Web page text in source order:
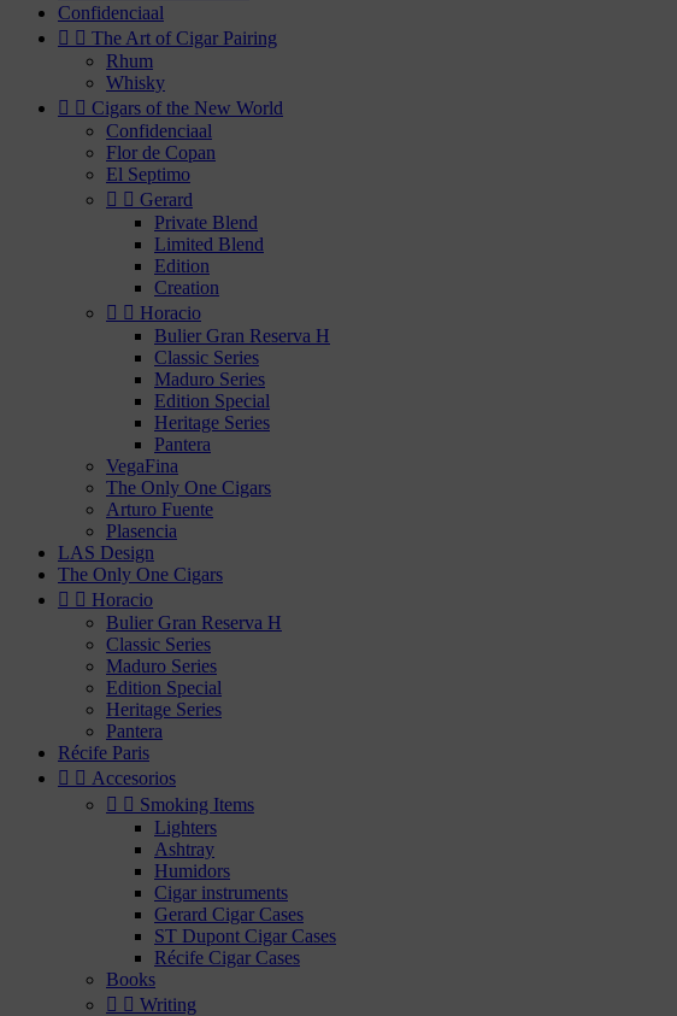
Confidenciaal
  The Art of Cigar Pairing
Rhum
Whisky
  Cigars of the New World
Confidenciaal
Flor de Copan
El Septimo
  Gerard
Private Blend
Limited Blend
Edition
Creation
  Horacio
Bulier Gran Reserva H
Classic Series
Maduro Series
Edition Special
Heritage Series
Pantera
VegaFina
The Only One Cigars
Arturo Fuente
Plasencia
LAS Design
The Only One Cigars
  Horacio
Bulier Gran Reserva H
Classic Series
Maduro Series
Edition Special
Heritage Series
Pantera
Récife Paris
  Accesorios
  Smoking Items
Lighters
Ashtray
Humidors
Cigar instruments
Gerard Cigar Cases
ST Dupont Cigar Cases
Récife Cigar Cases
Books
  Writing